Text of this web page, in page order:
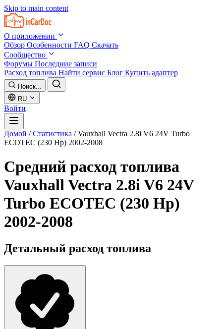
Skip to main content
О приложении
Обзор Особенности FAQ Скачать
Сообщество
Форумы Последние записи
Расход топлива Найти сервис Блог Купить адаптер
Поиск...
RU
Войти
Домой / Статистика / Vauxhall Vectra 2.8i V6 24V Turbo
ECOTEC (230 Hp) 2002-2008
Средний расход топлива
Vauxhall Vectra 2.8i V6 24V
Turbo ECOTEC (230 Hp)
2002-2008
Детальный расход топлива